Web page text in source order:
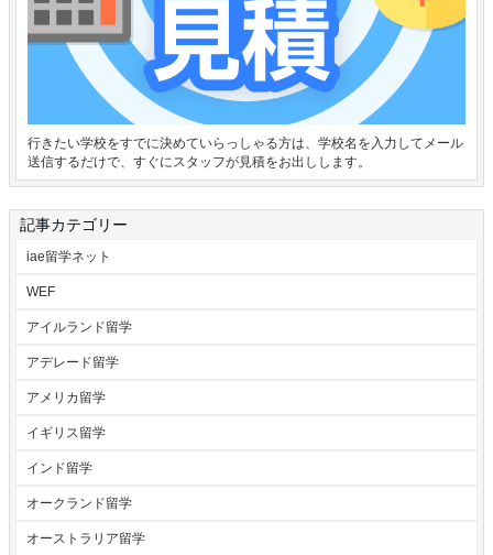
行きたい学校をすでに決めていらっしゃる方は、学校名を入力してメール
送信するだけで、すぐにスタッフが見積をお出しします。
記事カテゴリー
iae留学ネット
WEF
アイルランド留学
アデレード留学
アメリカ留学
イギリス留学
インド留学
オークランド留学
オーストラリア留学